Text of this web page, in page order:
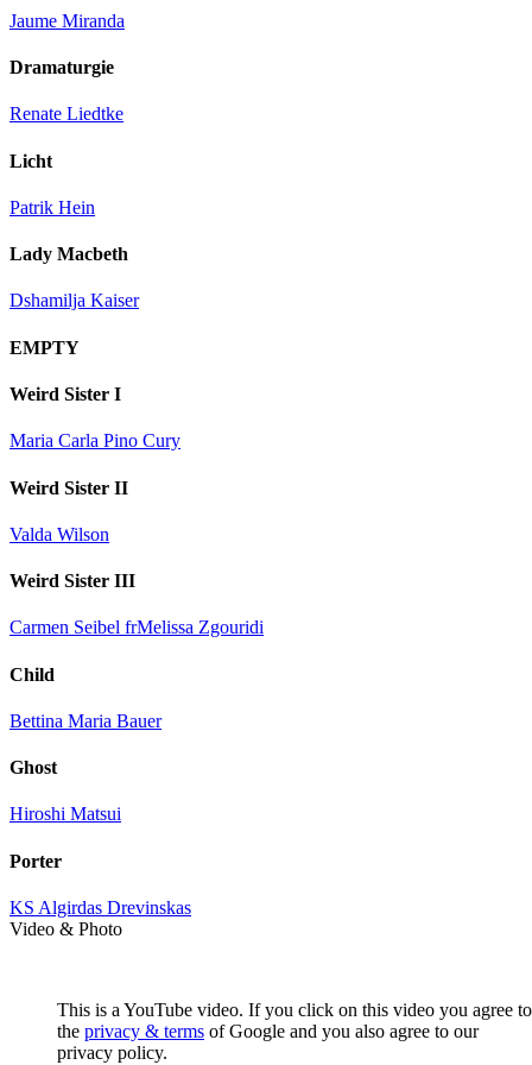
Jaume Miranda
Dramaturgie
Renate Liedtke
Licht
Patrik Hein
Lady Macbeth
Dshamilja Kaiser
EMPTY
Weird Sister I
Maria Carla Pino Cury
Weird Sister II
Valda Wilson
Weird Sister III
Carmen Seibel frMelissa Zgouridi
Child
Bettina Maria Bauer
Ghost
Hiroshi Matsui
Porter
KS Algirdas Drevinskas
Video & Photo
This is a YouTube video. If you click on this video you agree to
the privacy & terms of Google and you also agree to our
privacy policy.